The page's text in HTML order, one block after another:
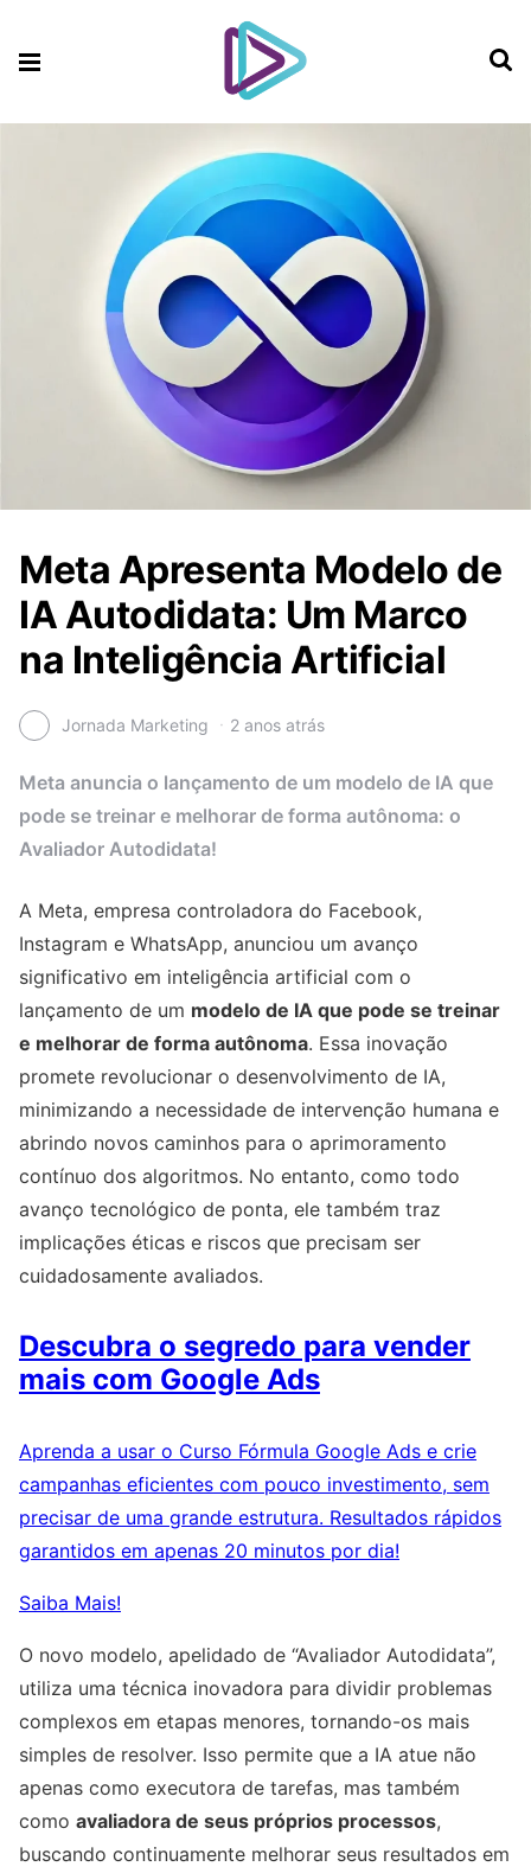
Meta Apresenta Modelo de
IA Autodidata: Um Marco
na Inteligência Artificial
Jornada Marketing 2 anos atrás
Meta anuncia o lançamento de um modelo de IA que
pode se treinar e melhorar de forma autônoma: o
Avaliador Autodidata!
A Meta, empresa controladora do Facebook,
Instagram e WhatsApp, anunciou um avanço
significativo em inteligência artificial com o
lançamento de um modelo de IA que pode se treinar
e melhorar de forma autônoma. Essa inovação
promete revolucionar o desenvolvimento de IA,
minimizando a necessidade de intervenção humana e
abrindo novos caminhos para o aprimoramento
contínuo dos algoritmos. No entanto, como todo
avanço tecnológico de ponta, ele também traz
implicações éticas e riscos que precisam ser
cuidadosamente avaliados.
Descubra o segredo para vender
mais com Google Ads
Aprenda a usar o Curso Fórmula Google Ads e crie
campanhas eficientes com pouco investimento, sem
precisar de uma grande estrutura. Resultados rápidos
garantidos em apenas 20 minutos por dia!
Saiba Mais!
O novo modelo, apelidado de “Avaliador Autodidata”,
utiliza uma técnica inovadora para dividir problemas
complexos em etapas menores, tornando-os mais
simples de resolver. Isso permite que a IA atue não
apenas como executora de tarefas, mas também
como avaliadora de seus próprios processos,
buscando continuamente melhorar seus resultados em